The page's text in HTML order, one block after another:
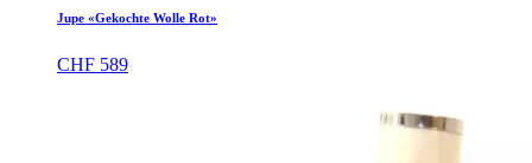
Jupe «Gekochte Wolle Rot»
CHF 589